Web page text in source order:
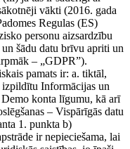
vākti (2016. gada
Regulas (ES)
personu aizsardzību
šādu datu brīvu apriti un
– „GDPR”).
pamats ir: a. tiktāl,
izpildītu Informācijas un
konta līgumu, kā arī
– Vispārīgās datu
1. punkta b)
ir nepieciešama, lai